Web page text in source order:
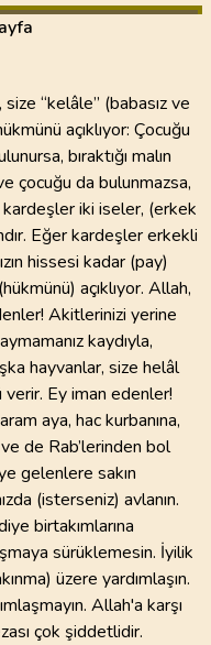
“kelâle” (babasız ve
açıklıyor: Çocuğu
bıraktığı malın
çocuğu da bulunmazsa,
iki iseler, (erkek
Eğer kardeşler erkekli
hissesi kadar (pay)
açıklıyor. Allah,
Akitlerinizi yerine
kaydıyla,
hayvanlar, size helâl
verir. Ey iman edenler!
aya, hac kurbanına,
de Rab’lerinden bol
gelenlere sakın
(isterseniz) avlanın.
birtakımlarına
sürüklemesin. İyilik
üzere yardımlaşın.
Allah'a karşı
çok şiddetlidir.